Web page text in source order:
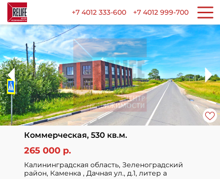
+7 4012 333-600 +7 4012 999-700
Коммерческая, 530 кв.м.
265 000 р.
Калининградская область, Зеленоградский
район, Каменка , Дачная ул., д.1, литер а